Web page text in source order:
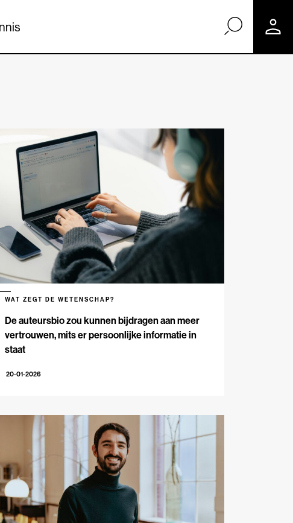
De auteursbio zou kunnen bijdragen aan meer
vertrouwen, mits er persoonlijke informatie in
staat
WAT ZEGT DE WETENSCHAP?
20-01-2026